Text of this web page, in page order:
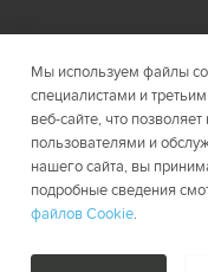
2026 ©
Мы используем файлы
специалистами и
веб-сайте, что
пользователями и
нашего сайта, вы
подробные сведения
файлов Cookie.